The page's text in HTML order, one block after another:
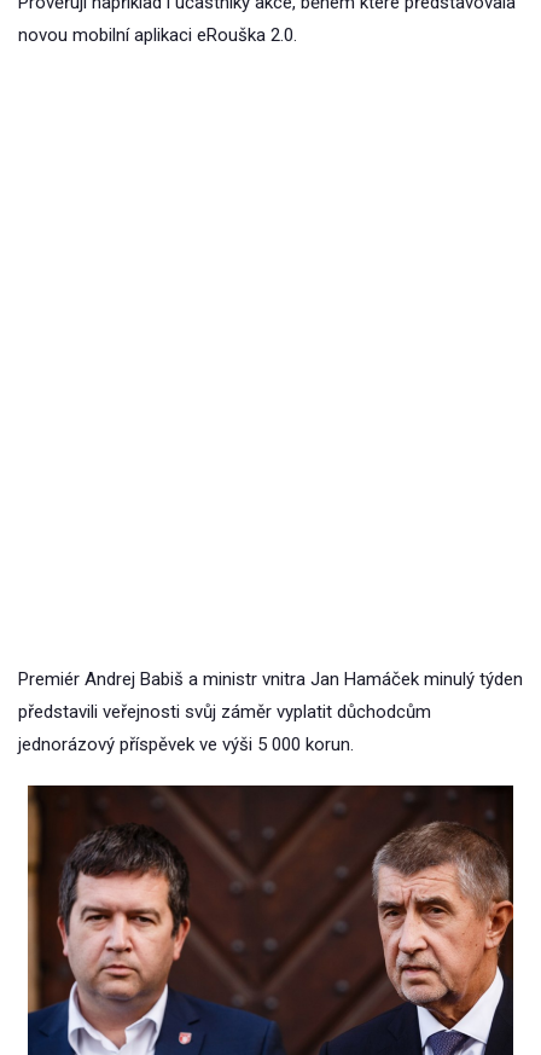
novou mobilní aplikaci eRouška 2.0.
Premiér Andrej Babiš a ministr vnitra Jan Hamáček minulý týden
představili veřejnosti svůj záměr vyplatit důchodcům
jednorázový příspěvek ve výši 5 000 korun.